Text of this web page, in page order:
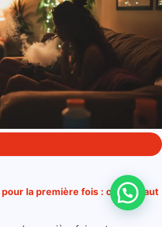
pour la première fois : ce qu'il faut